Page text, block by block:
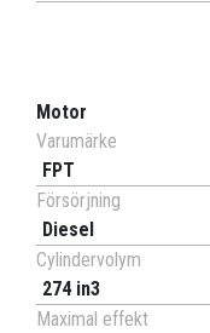
Motor
Varumärke
FPT
Försörjning
Diesel
Cylindervolym
274 in3
Maximal effekt